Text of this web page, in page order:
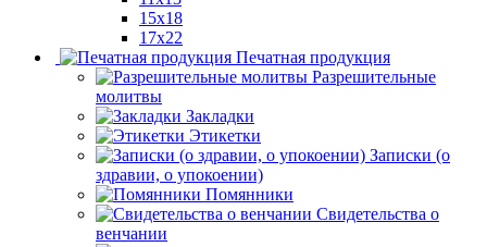
15х18
17х22
Печатная продукция
Разрешительные
молитвы
Закладки
Этикетки
Записки (о
здравии, о упокоении)
Помянники
Свидетельства о
венчании